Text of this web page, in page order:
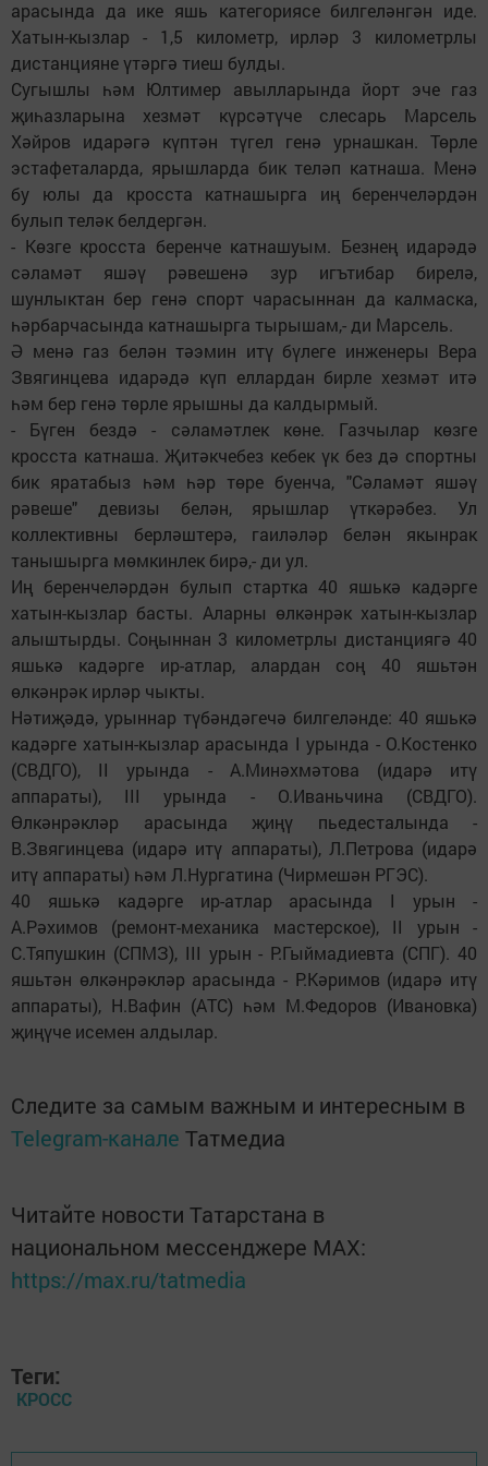
арасында да ике яшь категориясе билгеләнгән иде.
Хатын-кызлар - 1,5 километр, ирләр 3 километрлы
дистанцияне үтәргә тиеш булды.
Сугышлы һәм Юлтимер авылларында йорт эче газ
җиһазларына хезмәт күрсәтүче слесарь Марсель
Хәйров идарәгә күптән түгел генә урнашкан. Төрле
эстафеталарда, ярышларда бик теләп катнаша. Менә
бу юлы да кросста катнашырга иң беренчеләрдән
булып теләк белдергән.
- Көзге кросста беренче катнашуым. Безнең идарәдә
сәламәт яшәү рәвешенә зур игътибар бирелә,
шунлыктан бер генә спорт чарасыннан да калмаска,
һәрбарчасында катнашырга тырышам,- ди Марсель.
Ә менә газ белән тәэмин итү бүлеге инженеры Вера
Звягинцева идарәдә күп еллардан бирле хезмәт итә
һәм бер генә төрле ярышны да калдырмый.
- Бүген бездә - сәламәтлек көне. Газчылар көзге
кросста катнаша. Җитәкчебез кебек үк без дә спортны
бик яратабыз һәм һәр төре буенча, "Сәламәт яшәү
рәвеше" девизы белән, ярышлар үткәрәбез. Ул
коллективны берләштерә, гаиләләр белән якынрак
танышырга мөмкинлек бирә,- ди ул.
Иң беренчеләрдән булып стартка 40 яшькә кадәрге
хатын-кызлар басты. Аларны өлкәнрәк хатын-кызлар
алыштырды. Соңыннан 3 километрлы дистанциягә 40
яшькә кадәрге ир-атлар, алардан соң 40 яшьтән
өлкәнрәк ирләр чыкты.
Нәтиҗәдә, урыннар түбәндәгечә билгеләнде: 40 яшькә
кадәрге хатын-кызлар арасында I урында - О.Костенко
(СВДГО), II урында - А.Минәхмәтова (идарә итү
аппараты), III урында - О.Иваньчина (СВДГО).
Өлкәнрәкләр арасында җиңү пьедесталында -
В.Звягинцева (идарә итү аппараты), Л.Петрова (идарә
итү аппараты) һәм Л.Нургатина (Чирмешән РГЭС).
40 яшькә кадәрге ир-атлар арасында I урын -
А.Рәхимов (ремонт-механика мастерское), II урын -
С.Тяпушкин (СПМЗ), III урын - Р.Гыймадиевта (СПГ). 40
яшьтән өлкәнрәкләр арасында - Р.Кәримов (идарә итү
аппараты), Н.Вафин (АТС) һәм М.Федоров (Ивановка)
җиңүче исемен алдылар.
Следите за самым важным и интересным в
Telegram-канале Татмедиа
Читайте новости Татарстана в
национальном мессенджере MАХ:
https://max.ru/tatmedia
Теги:
КРОСС